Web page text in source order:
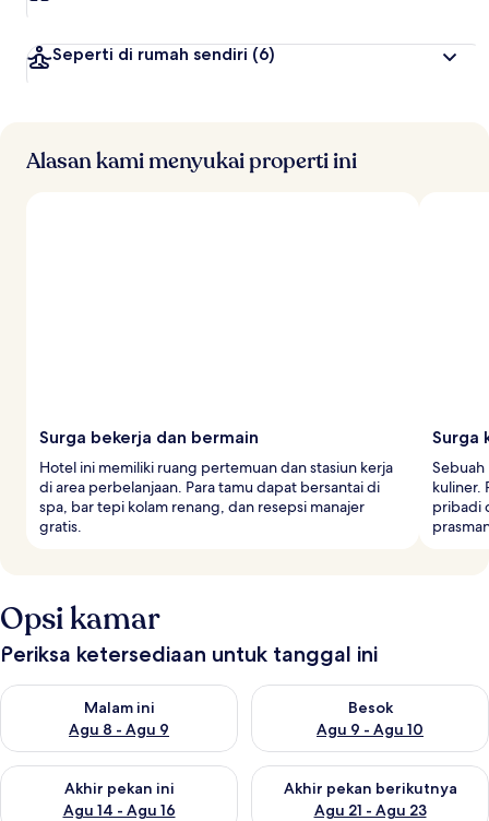
Seperti di rumah sendiri (6)
Alasan kami menyukai properti ini
Surga bekerja dan bermain
Hotel ini memiliki ruang pertemuan dan stasiun kerja
di area perbelanjaan. Para tamu dapat bersantai di
spa, bar tepi kolam renang, dan resepsi manajer
gratis.
Surga
Sebuah
kuliner.
pribadi
Opsi kamar
Periksa ketersediaan untuk tanggal ini
Malam ini
Agu 8 - Agu 9
Periksa ketersediaan untuk malam ini Agu 8 - Agu 9
Besok
Agu 9 - Agu 10
Periksa ketersediaan untuk
Akhir pekan ini
Agu 14 - Agu 16
Periksa ketersediaan untuk akhir pekan ini Agu 14 - Agu 16
Akhir pekan berikutnya
Agu 21 - Agu 23
Periksa ketersediaan untuk